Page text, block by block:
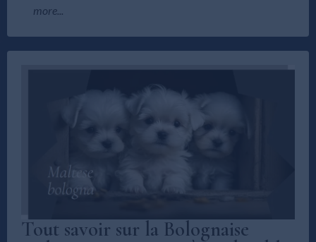
more...
Tout savoir sur la Bolognaise